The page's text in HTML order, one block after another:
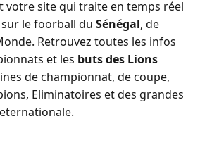
votre site qui traite en temps réel
le foorball du Sénégal, de
Retrouvez toutes les infos
et les buts des Lions
de championnat, de coupe,
Eliminatoires et des grandes